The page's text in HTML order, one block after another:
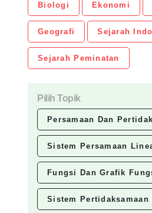
Biologi Ekonomi
Geografi Sejarah
Sejarah Peminatan
Pilih Topik
Persamaan Dan
Sistem Persamaan
Fungsi Dan Grafik
Sistem Pertidaksamaan